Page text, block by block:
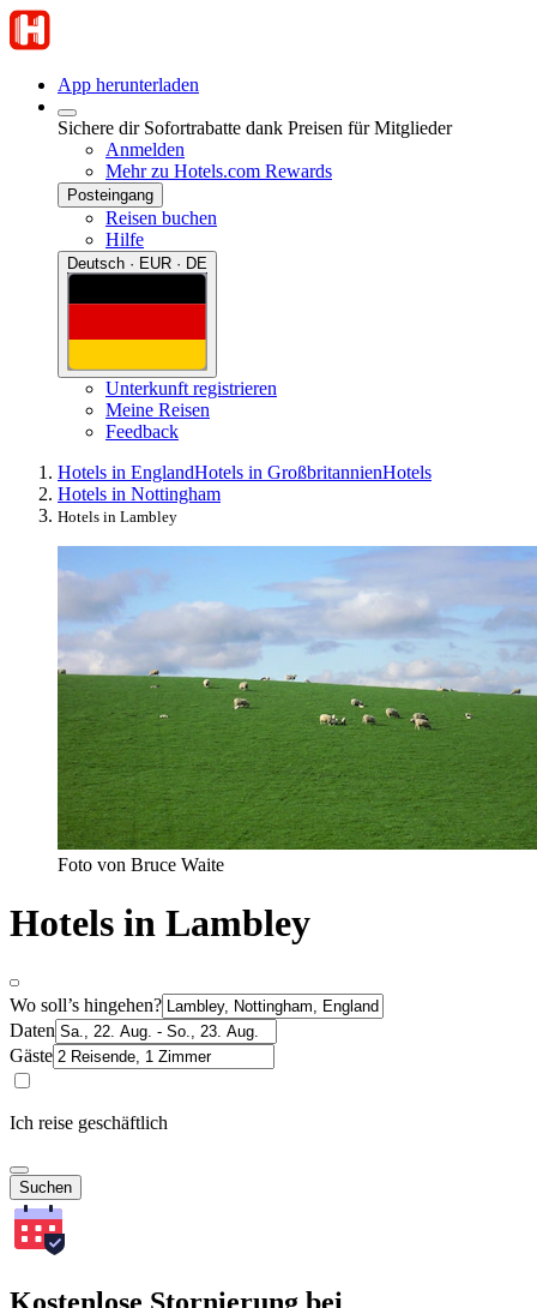
App herunterladen
Sichere dir Sofortrabatte dank Preisen für Mitglieder
Anmelden
Mehr zu Hotels.com Rewards
Posteingang
Reisen buchen
Hilfe
Deutsch · EUR · DE
Unterkunft registrieren
Meine Reisen
Feedback
Hotels in EnglandHotels in GroßbritannienHotels
Hotels in Nottingham
Hotels in Lambley
Foto von Bruce Waite
Hotels in Lambley
Wo soll’s hingehen?
Daten
Gäste
Ich reise geschäftlich
Suchen
Kostenlose Stornierung bei